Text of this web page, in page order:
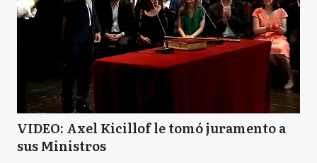
VIDEO: Axel Kicillof le tomó juramento a
sus Ministros